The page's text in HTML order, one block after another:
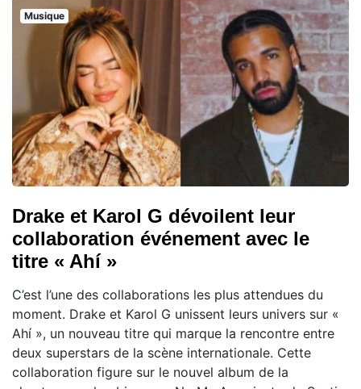
Musique
Drake et Karol G dévoilent leur
collaboration événement avec le
titre « Ahí »
C’est l’une des collaborations les plus attendues du
moment. Drake et Karol G unissent leurs univers sur «
Ahí », un nouveau titre qui marque la rencontre entre
deux superstars de la scène internationale. Cette
collaboration figure sur le nouvel album de la